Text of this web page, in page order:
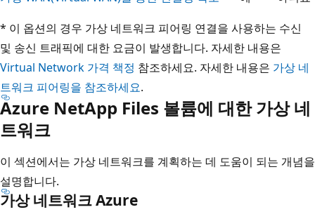
* 이 옵션의 경우 가상 네트워크 피어링 연결을 사용하는 수신
및 송신 트래픽에 대한 요금이 발생합니다. 자세한 내용은
Virtual Network 가격 책정 참조하세요. 자세한 내용은 가상 네
트워크 피어링을 참조하세요.
Azure NetApp Files 볼륨에 대한 가상 네
트워크
이 섹션에서는 가상 네트워크를 계획하는 데 도움이 되는 개념을
설명합니다.
가상 네트워크 Azure